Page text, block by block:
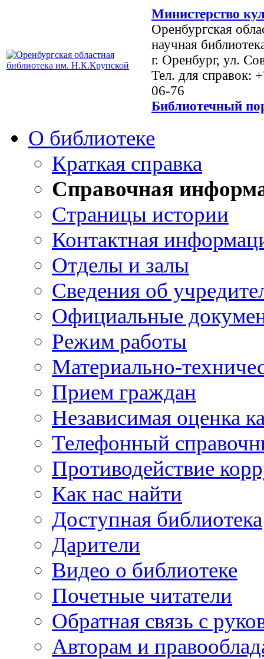
Министерство
Оренбургская
научная
г. Оренбург, ул.
Тел. для справок:
06-76
Библиотечный
О библиотеке
Краткая справка
Справочная
Страницы истории
Контактная
Отделы и залы
Сведения об
Официальные
Режим работы
Материально-
Прием граждан
Независимая оценка
Телефонный
Противодействие
Как нас найти
Доступная библиотека
Дарители
Видео о библиотеке
Почетные читатели
Обратная связь с
Авторам и